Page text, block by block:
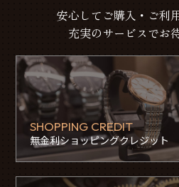
安心してご購入・ご利
充実のサービスでお
SHOPPING CREDIT
無金利ショッピングクレジット